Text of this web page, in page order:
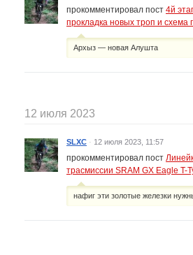
прокомментировал пост 4й
прокладка новых троп и схема
Архыз — новая Алушта
12 июля 2023
SLXC · 12 июля 2023, 11:57
прокомментировал пост
трасмиссии SRAM GX Eagle T-
нафиг эти золотые железки